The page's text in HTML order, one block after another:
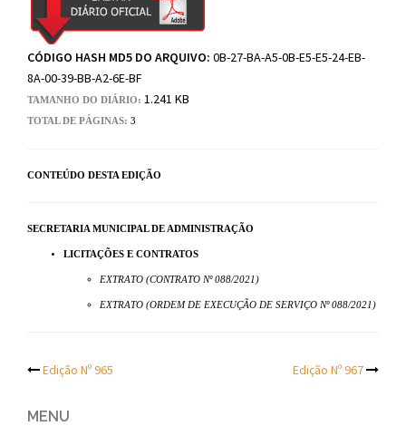
CÓDIGO HASH MD5 DO ARQUIVO: 0B-27-BA-A5-0B-E5-E5-24-EB-
8A-00-39-BB-A2-6E-BF
TAMANHO DO DIÁRIO: 1.241 KB
TOTAL DE PÁGINAS: 3
CONTEÚDO DESTA EDIÇÃO
SECRETARIA MUNICIPAL DE ADMINISTRAÇÃO
LICITAÇÕES E CONTRATOS
EXTRATO (CONTRATO Nº 088/2021)
EXTRATO (ORDEM DE EXECUÇÃO DE SERVIÇO Nº 088/2021)
Post
navigation
Edição Nº 965 Edição Nº 967
MENU